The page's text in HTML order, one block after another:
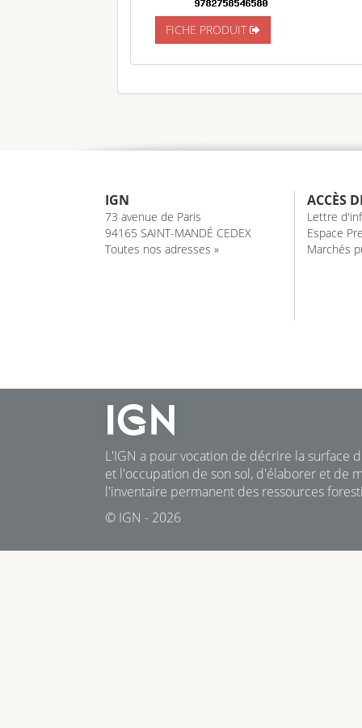
FICHE PRODUIT
IGN
73 avenue de Paris
94165 SAINT-MANDÉ CEDEX
Toutes nos adresses »
ACCÈS
Lettre
Espace
Marchés
L'IGN a pour vocation de décrire la surface
et l'occupation de son sol, d'élaborer et de
l'inventaire permanent des ressources
© IGN - 2026